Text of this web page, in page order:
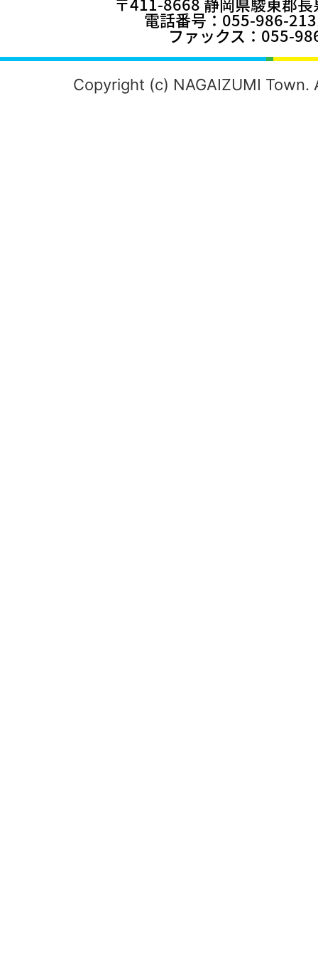
電話番号：055-986-
ファックス：055-
Copyright (c) NAGAIZUMI Town.